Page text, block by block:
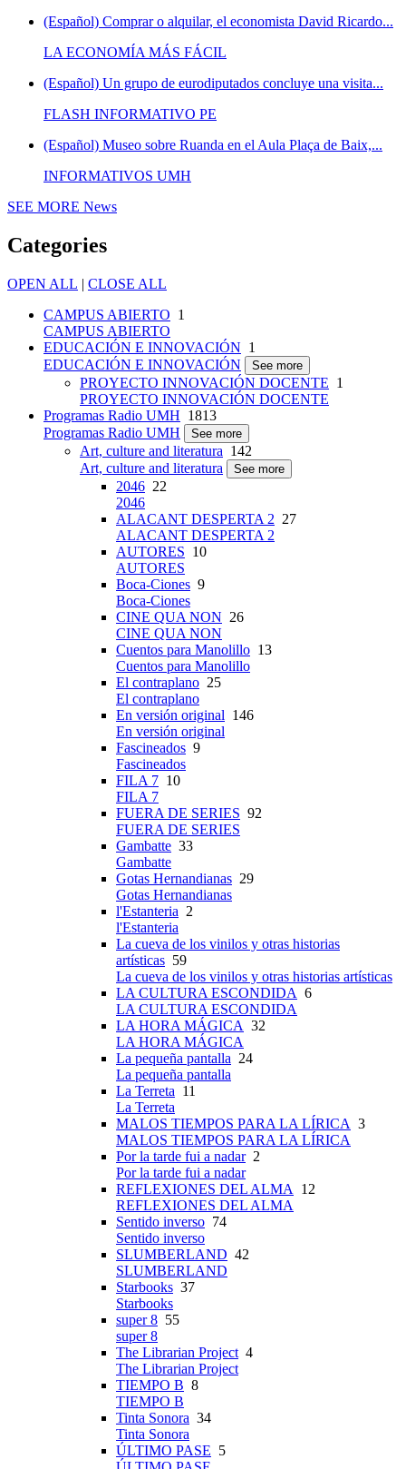
(Español) Comprar o alquilar, el economista David Ricardo...
LA ECONOMÍA MÁS FÁCIL
(Español) Un grupo de eurodiputados concluye una visita...
FLASH INFORMATIVO PE
(Español) Museo sobre Ruanda en el Aula Plaça de Baix,...
INFORMATIVOS UMH
SEE MORE News
Categories
OPEN ALL | CLOSE ALL
CAMPUS ABIERTO 1
CAMPUS ABIERTO
EDUCACIÓN E INNOVACIÓN 1
EDUCACIÓN E INNOVACIÓN
See more
PROYECTO INNOVACIÓN DOCENTE 1
PROYECTO INNOVACIÓN DOCENTE
Programas Radio UMH 1813
Programas Radio UMH
See more
Art, culture and literatura 142
Art, culture and literatura
See more
2046 22
2046
ALACANT DESPERTA 2 27
ALACANT DESPERTA 2
AUTORES 10
AUTORES
Boca-Ciones 9
Boca-Ciones
CINE QUA NON 26
CINE QUA NON
Cuentos para Manolillo 13
Cuentos para Manolillo
El contraplano 25
El contraplano
En versión original 146
En versión original
Fascineados 9
Fascineados
FILA 7 10
FILA 7
FUERA DE SERIES 92
FUERA DE SERIES
Gambatte 33
Gambatte
Gotas Hernandianas 29
Gotas Hernandianas
l'Estanteria 2
l'Estanteria
La cueva de los vinilos y otras historias
artísticas 59
La cueva de los vinilos y otras historias artísticas
LA CULTURA ESCONDIDA 6
LA CULTURA ESCONDIDA
LA HORA MÁGICA 32
LA HORA MÁGICA
La pequeña pantalla 24
La pequeña pantalla
La Terreta 11
La Terreta
MALOS TIEMPOS PARA LA LÍRICA 3
MALOS TIEMPOS PARA LA LÍRICA
Por la tarde fui a nadar2
Por la tarde fui a nadar
REFLEXIONES DEL ALMA
12
REFLEXIONES DEL ALMA
Sentido inverso 74
Sentido inverso
SLUMBERLAND 42
SLUMBERLAND
Starbooks 37
Starbooks
super 8 55
super 8
The Librarian Project 4
The Librarian Project
TIEMPO B 8
TIEMPO B
Tinta Sonora 34
Tinta Sonora
ÚLTIMO PASE 5